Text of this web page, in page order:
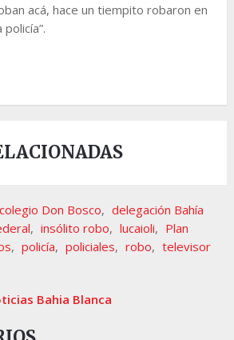
acá, hace un tiempito robaron en
colegio Don Bosco, delegación Bahía
, insólito robo, lucaioli, Plan
, policía, policiales, robo, televisor
Bahia Blanca